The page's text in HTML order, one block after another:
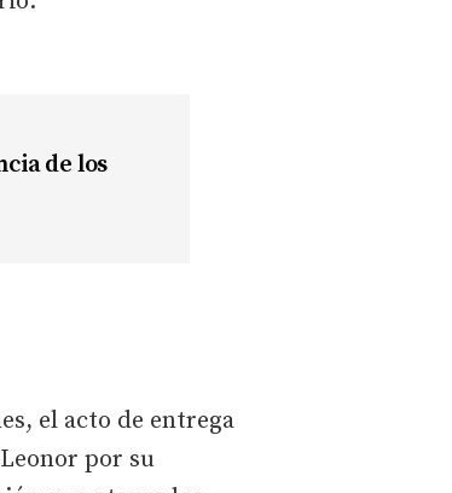
de los
el acto de entrega
por su